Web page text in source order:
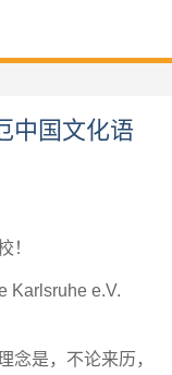
中国文化语
！
Karlsruhe e.V.
念是，不论来历，